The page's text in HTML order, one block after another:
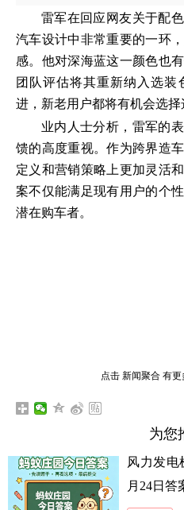
雷军在回应网友关于配
汽车设计中非常重要的一环
感。他对深海蓝这一颜色也
团队评估将其重新纳入选装
进，新老用户都将有机会选择
业内人士分析，雷军的
馈的高度重视。作为跨界造
定义和营销策略上更加灵活
案不仅能满足现有用户的个
潜在购车者。
点击 新闻聚合有更
为您
风力发电
月24日答